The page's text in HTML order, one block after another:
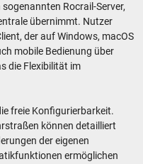
Rocrail-Server,
übernimmt. Nutzer
der auf Windows, macOS
mobile Bedienung über
die Flexibilität im
freie Konfigurierbarkeit.
können detailliert
der eigenen
ermöglichen